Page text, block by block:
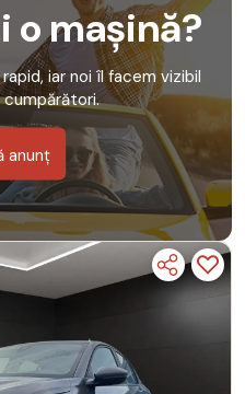
o mașină?
iar noi îl facem vizibil
anunț